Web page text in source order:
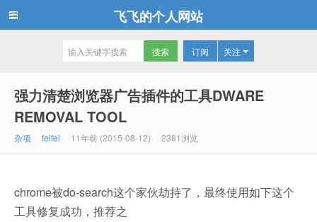
飞飞的个人网站
订阅 关注
强力清楚浏览器广告插件的工具DWARE
REMOVAL TOOL
杂项 feifei 11年前 (2015-08-12) 2381浏览
chrome被do-search这个家伙劫持了，最终使用如下这个
工具修复成功，推荐之